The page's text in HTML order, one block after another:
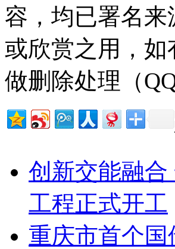
容，均已署名
或欣赏之用，
做删除处理（
创新交能融合
工程正式开工
重庆市首个国